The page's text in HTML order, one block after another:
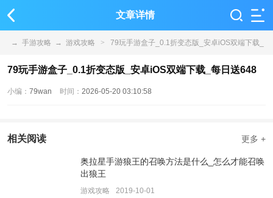
文章详情
→ 手游攻略 → 游戏攻略 > 79玩手游盒子_0.1折变态版_安卓iOS双端下载_
每日送648
79玩手游盒子_0.1折变态版_安卓iOS双端下载_每日送648
小编： 79wan 时间： 2026-05-20 03:10:58
相关阅读 更多 +
奥拉星手游狼王的召唤方法是什么_怎么才能召唤
出狼王
游戏攻略 2019-10-01